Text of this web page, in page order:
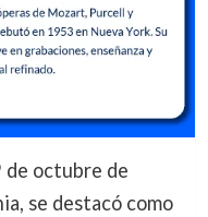
de octubre de
se destacó como